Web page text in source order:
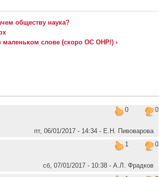
обществу наука?
слове (скоро ОС ОНР!) ›
0 0
пт, 06/01/2017 - 14:34 - Е.Н. Пивоварова
1
0
сб, 07/01/2017 - 10:38 - А.Л. Фрадков